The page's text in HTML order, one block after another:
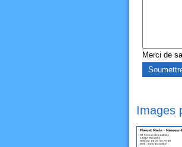
Merci de
Images